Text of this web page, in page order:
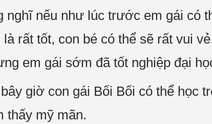
nghĩ nếu như lúc trước em gái có
là rất tốt, con bé có thể sẽ rất vui
em gái sớm đã tốt nghiệp đại
giờ con gái Bối Bối có thể học
thấy mỹ mãn.